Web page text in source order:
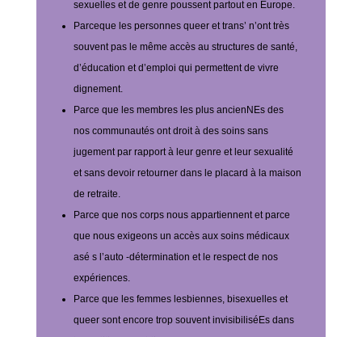
sexuelles et de genre poussent partout en Europe.
Parceque les personnes queer et trans’ n’ont très
souvent pas le même accès au structures de santé,
d’éducation et d’emploi qui permettent de vivre
dignement.
Parce que les membres les plus ancienNEs des
nos communautés ont droit à des soins sans
jugement par rapport à leur genre et leur sexualité
et sans devoir retourner dans le placard à la maison
de retraite.
Parce que nos corps nous appartiennent et parce
que nous exigeons un accès aux soins médicaux
asé s l’auto -détermination et le respect de nos
expériences.
Parce que les femmes lesbiennes, bisexuelles et
queer sont encore trop souvent invisibiliséEs dans